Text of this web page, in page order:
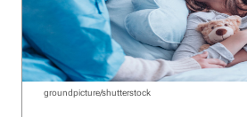
groundpicture/shutterstock